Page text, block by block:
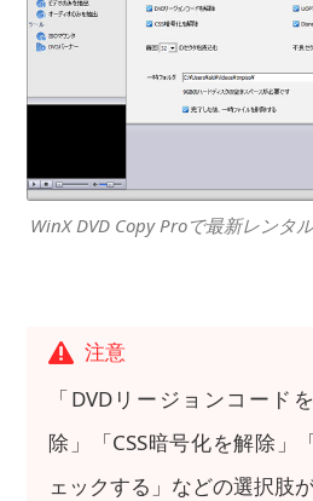
WinX DVD Copy Proで最新レンタ
注意
「DVDリージョンコード
除」「CSS暗号化を解除」
ェックする」などの選択肢